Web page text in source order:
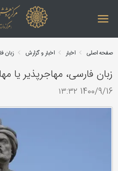
صفحه اصلی اخبار اخبار و گزارش زبان
زبان فارسی، مهاجرپذیر یا
1400/9/16 ۱۳:۳۲